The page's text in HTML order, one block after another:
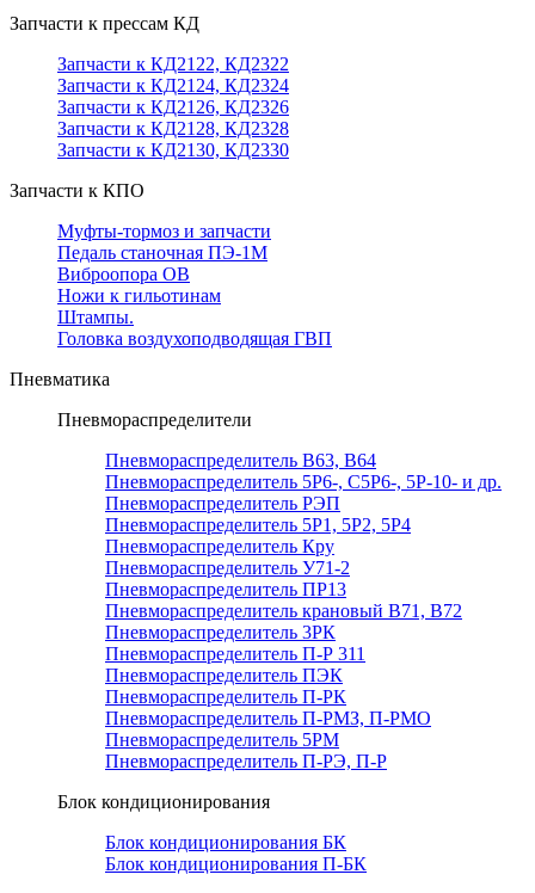
Запчасти к прессам КД
Запчасти к КД2122, КД2322
Запчасти к КД2124, КД2324
Запчасти к КД2126, КД2326
Запчасти к КД2128, КД2328
Запчасти к КД2130, КД2330
Запчасти к КПО
Муфты-тормоз и запчасти
Педаль станочная ПЭ-1М
Виброопора ОВ
Ножи к гильотинам
Штампы.
Головка воздухоподводящая ГВП
Пневматика
Пневмораспределители
Пневмораспределитель В63, В64
Пневмораспределитель 5Р6-, С5Р6-, 5Р-10- и др.
Пневмораспределитель РЭП
Пневмораспределитель 5Р1, 5Р2, 5Р4
Пневмораспределитель Кру
Пневмораспределитель У71-2
Пневмораспределитель ПР13
Пневмораспределитель крановый В71, В72
Пневмораспределитель 3РК
Пневмораспределитель П-Р 311
Пневмораспределитель ПЭК
Пневмораспределитель П-РК
Пневмораспределитель П-РМЗ, П-РМО
Пневмораспределитель 5РМ
Пневмораспределитель П-РЭ, П-Р
Блок кондиционирования
Блок кондиционирования БК
Блок кондиционирования П-БК